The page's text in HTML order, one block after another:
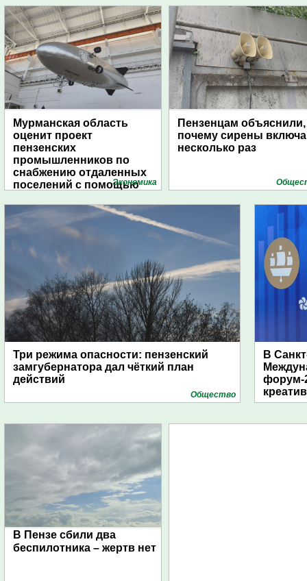
Мурманская область
оценит проект
пензенских
промышленников по
снабжению отдаленных
поселений с помощью
Экономика
Пензенцам объяснили,
почему сирены
несколько раз
Три режима опасности: пензенский
замгубернатора дал чёткий план
действий
Общество
В
форум-
В Пензе сбили два
беспилотника – жертв нет